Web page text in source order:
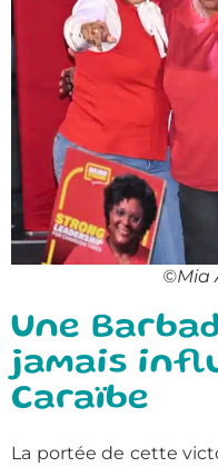
©Mia
Une
jamais
Caraïbe
La portée de cette